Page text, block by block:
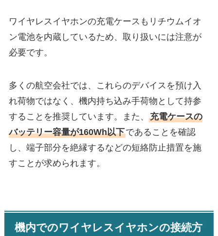
ワイヤレスイヤホンの充電ケースもリチウムイオ
ン電池を内蔵しているため、取り扱いには注意が
必要です。​
多くの航空会社では、これらのデバイスを預け入
れ荷物ではなく、機内持ち込み手荷物として持参
することを推奨しています。​また、 充電ケースの
バッテリー容量が160Wh以下であることを確認
し、端子部分を絶縁するなどの短絡防止措置を施
すことが求められます。
機内でのワイヤレスイヤホンの接続方